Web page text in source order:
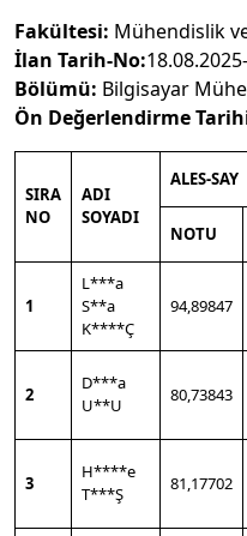
Fakültesi: Mühendislik
İlan Tarih-No:
Bölümü: Bilgisayar
Ön Değerlendirme
SIRA
NO
ADI
SOYADI
ALES-SAY
NOTU
1
L***a
S**a
K****Ç
94,89847
2
D***a
U**U
80,73843
3
H****e
T***Ş
81,17702